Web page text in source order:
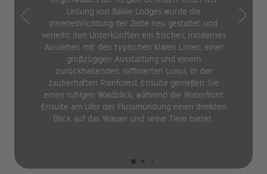
Leitung von Baillie Lodges wurde die
Inneneinrichtung der Zelte neu gestaltet und
verleiht den Unterkünften ein frisches, modernes
Aussehen mit den typischen klaren Linien, einer
großzügigen Ausstattung und einem
zurückhaltenden, raffinierten Luxus. In der
zauberhaften Rainforest Ensuite genießen Sie
einen ruhigen Waldblick, während die Waterfront
Ensuite am Ufer der Flussmündung einen direkten
Blick auf das Wasser und seine Tiere bietet.